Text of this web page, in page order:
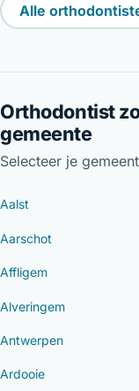
Alle
Orthodontist
gemeente
Selecteer je
Aalst
Aarschot
Affligem
Alveringem
Antwerpen
Ardooie